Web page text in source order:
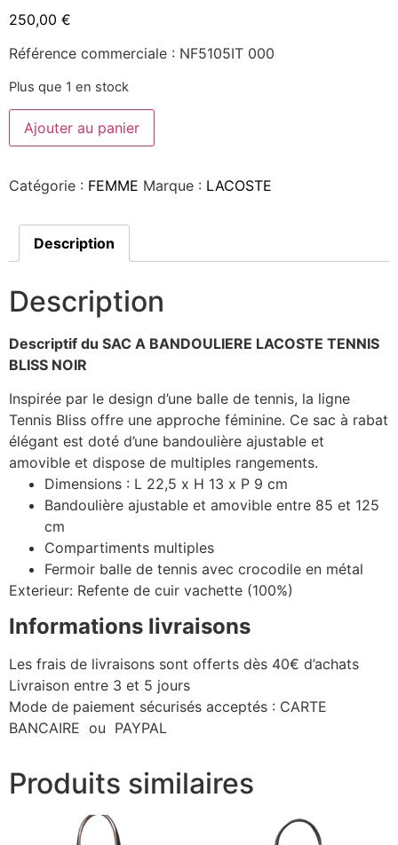
250,00 €
Référence commerciale : NF5105IT 000
Plus que 1 en stock
Ajouter au panier
Catégorie : FEMME Marque : LACOSTE
Description
Description
Descriptif du SAC A BANDOULIERE LACOSTE TENNIS
BLISS NOIR
Inspirée par le design d’une balle de tennis, la ligne
Tennis Bliss offre une approche féminine. Ce sac à rabat
élégant est doté d’une bandoulière ajustable et
amovible et dispose de multiples rangements.
Dimensions : L 22,5 x H 13 x P 9 cm
Bandoulière ajustable et amovible entre 85 et 125
cm
Compartiments multiples
Fermoir balle de tennis avec crocodile en métal
Exterieur: Refente de cuir vachette (100%)
Informations livraisons
Les frais de livraisons sont offerts dès 40€ d’achats
Livraison entre 3 et 5 jours
Mode de paiement sécurisés acceptés : CARTE
BANCAIRE ou PAYPAL
Produits similaires